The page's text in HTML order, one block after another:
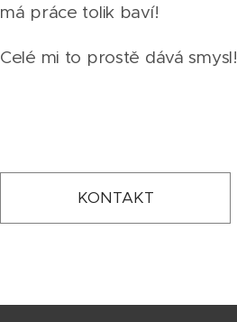
má práce tolik baví!
Celé mi to prostě dává smysl!
KONTAKT